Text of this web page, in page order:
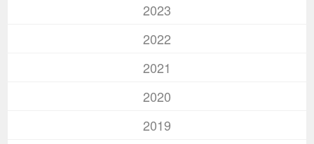
2023
2022
2021
2020
2019